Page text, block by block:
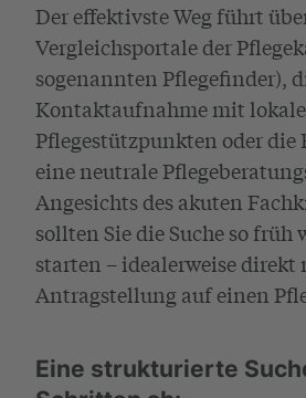
Der effektivste Weg führt
Vergleichsportale der
sogenannten Pflegefinder),
Kontaktaufnahme mit
Pflegestützpunkten oder die
eine neutrale
Angesichts des akuten
sollten Sie die Suche so früh
starten – idealerweise direkt
Antragstellung auf einen
Eine strukturierte